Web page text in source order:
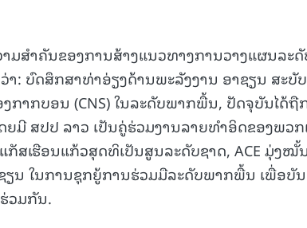
ມສໍາຄັນຂອງການສ້າງແນວທາງການວາງແຜນລະ
: ບົດສຶກສາທ່າອ່ຽງດ້ານພະລັງງານ ອາຊຽນ ສະບັ
ກາກບອນ (CNS) ໃນລະດັບພາກພື້ນ, ປັດຈຸບັນໄດ້ຖື
ມີ ສປປ ລາວ ເປັນຄູ່ຮ່ວມງານລາຍທໍາອິດຂອງພວກ
ສເຮືອນແກ້ວສຸດທິເປັນສູນລະດັບຊາດ, ACE ມຸ່ງ
ນ ໃນການຊຸກຍູ້ການຮ່ວມມືລະດັບພາກພື້ນ ເພື່ອບັ
ວມກັນ.